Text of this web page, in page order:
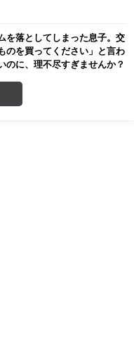
を落としてしまった息子。交
のを買ってください」と言わ
のに、理不尽すぎませんか？